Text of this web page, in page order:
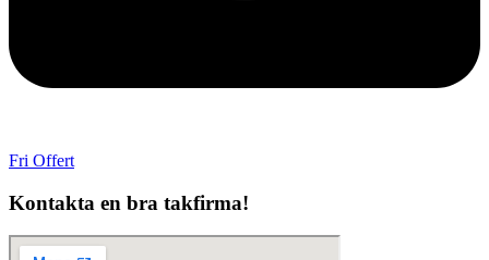
Fri Offert
Kontakta en bra takfirma!